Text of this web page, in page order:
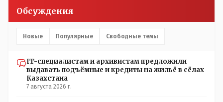
настоящему времени их установили только в
помещениях, предназначенных для административно-
установлены кондиционеры, питьевой и температурный
противоречие. Вы считаете иначе?
Обсуждения
Новые Популярные Свободные темы
IT-специалистам и архивистам предложили
выдавать подъёмные и кредиты на жильё в сёлах
Казахстана
7 августа 2026 г.